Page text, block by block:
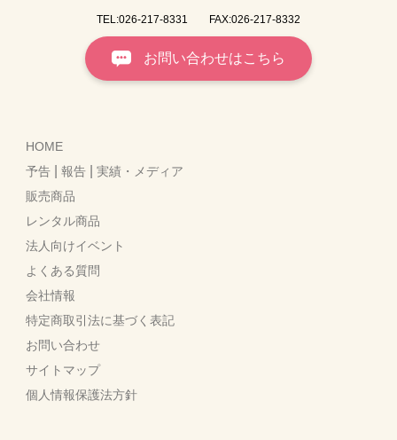
TEL:026-217-8331 FAX:026-217-8332
お問い合わせはこちら
HOME
予告 |報告 |実績・メディア
販売商品
レンタル商品
法人向けイベント
よくある質問
会社情報
特定商取引法に基づく表記
お問い合わせ
サイトマップ
個人情報保護法方針